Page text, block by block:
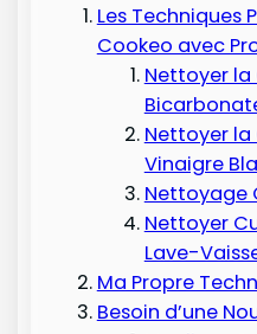
Les Techniques
Cookeo avec
Nettoyer la
Nettoyer la
Vinaigre
Nettoyage
Nettoyer
Lave-
Ma Propre
Besoin d’une